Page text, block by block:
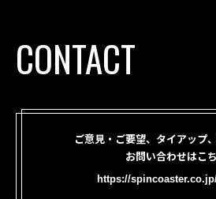
CONTACT
ご意見・ご要望、タイアップ
お問い合わせはこ
https://